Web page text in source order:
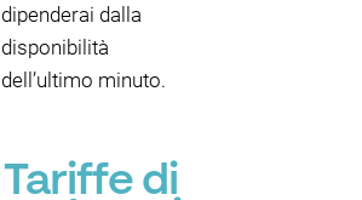
dipenderai dalla
disponibilità
dell’ultimo minuto.
Tariffe di